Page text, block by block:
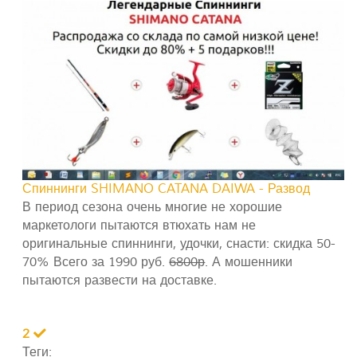
Спиннинги SHIMANO CATANA DAIWA - Развод
В период сезона очень многие не хорошие
маркетологи пытаются втюхать нам не
оригинальные спиннинги, удочки, снасти: скидка 50-
70% Всего за 1990 руб.6800р. А мошенники
пытаются развести на доставке.
2
Теги: